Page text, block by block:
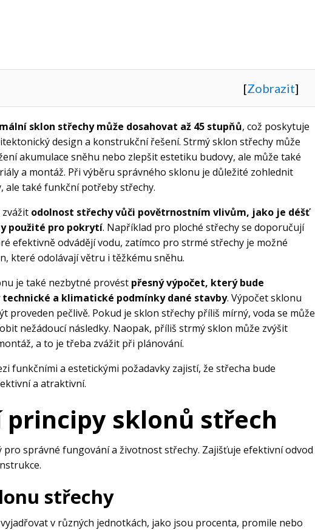
[Zobrazit]
sklon střechy může dosahovat až 45 stupňů, což poskytuje
design a konstrukční řešení. Strmý sklon střechy může
akumulace sněhu nebo zlepšit estetiku budovy, ale může také
a montáž. Při výběru správného sklonu je důležité zohlednit
ale také funkční potřeby střechy.
odolnost střechy vůči povětrnostním vlivům, jako je déšť
použité pro pokrytí. Například pro ploché střechy se doporučují
efektivně odvádějí vodu, zatímco pro strmé střechy je možné
které odolávají větru i těžkému sněhu.
je také nezbytné provést přesný výpočet, který bude
a klimatické podmínky dané stavby. Výpočet sklonu
proveden pečlivě. Pokud je sklon střechy příliš mírný, voda se může
nežádoucí následky. Naopak, příliš strmý sklon může zvýšit
a to je třeba zvážit při plánování.
funkčními a estetickými požadavky zajistí, že střecha bude
a atraktivní.
principy sklonů střech
pro správné fungování a životnost střechy. Zajišťuje efektivní odvod
střechy
v různých jednotkách, jako jsou procenta, promile nebo